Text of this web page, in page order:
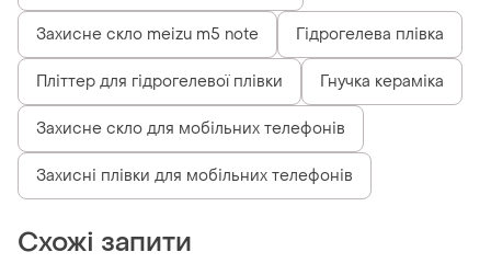
Захисне скло meizu m5 note Гідрогелева плівка
Пліттер для гідрогелевої плівки Гнучка кераміка
Захисне скло для мобільних телефонів
Захисні плівки для мобільних телефонів
Схожі запити